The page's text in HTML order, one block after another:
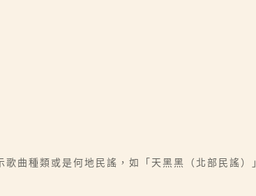
曲種類或是何地民謠，如「天黑黑（北部民謠